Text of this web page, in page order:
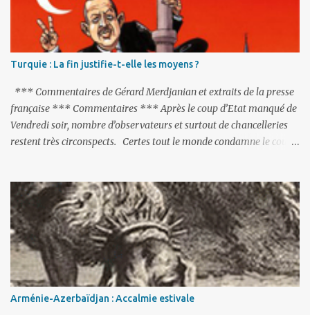
Turquie : La fin justifie-t-elle les moyens ?
*** Commentaires de Gérard Merdjanian et extraits de la presse
française *** Commentaires *** Après le coup d’Etat manqué de
Vendredi soir, nombre d’observateurs et surtout de chancelleries
restent très circonspects. Certes tout le monde condamne le coup
actions menées par le président Erdoğan, et pour certains sur la
réalisation du putsch lui-même.
Arménie-Azerbaïdjan : Accalmie estivale